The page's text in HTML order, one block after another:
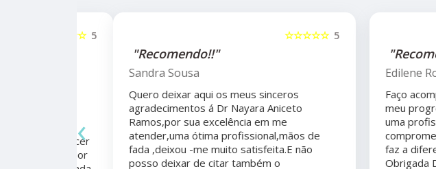
5
☆☆☆☆☆
"Recomendo!!"
Sandra Sousa
Quero deixar aqui os meus sinceros
agradecimentos á Dr Nayara Aniceto
Ramos,por sua excelência em me
atender,uma ótima profissional,mãos de
fada ,deixou -me muito satisfeita.E não
posso deixar de citar também o
Edilene
Faço
meu progresso
uma
comprometida,
faz a diferença
Obrigada Dra
‹